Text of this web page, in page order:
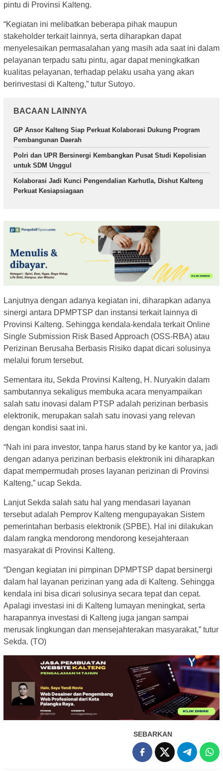
pintu di Provinsi Kalteng.
“Kegiatan ini melibatkan beberapa pihak maupun
stakeholder terkait lainnya, serta diharapkan dapat
menyelesaikan permasalahan yang masih ada saat ini dalam
pelayanan terpadu satu pintu, agar dapat meningkatkan
kualitas pelayanan, terhadap pelaku usaha yang akan
berinvestasi di Kalteng,” tutur Sutoyo.
BACAAN LAINNYA
GP Ansor Kalteng Siap Perkuat Kolaborasi Dukung Program
Pembangunan Daerah
Polri dan UPR Bersinergi Kembangkan Pusat Studi Kepolisian
untuk SDM Unggul
Kolaborasi Jadi Kunci Pengendalian Karhutla, Dishut Kalteng
Perkuat Kesiapsiagaan
Lanjutnya dengan adanya kegiatan ini, diharapkan adanya
sinergi antara DPMPTSP dan instansi terkait lainnya di
Provinsi Kalteng. Sehingga kendala-kendala terkait Online
Single Submission Risk Based Approach (OSS-RBA) atau
Perizinan Berusaha Berbasis Risiko dapat dicari solusinya
melalui forum tersebut.
Sementara itu, Sekda Provinsi Kalteng, H. Nuryakin dalam
sambutannya sekaligus membuka acara menyampaikan
salah satu inovasi dalam PTSP adalah perizinan berbasis
elektronik, merupakan salah satu inovasi yang relevan
dengan kondisi saat ini.
“Nah ini para investor, tanpa harus stand by ke kantor ya, jadi
dengan adanya perizinan berbasis elektronik ini diharapkan
dapat mempermudah proses layanan perizinan di Provinsi
Kalteng,” ucap Sekda.
Lanjut Sekda salah satu hal yang mendasari layanan
tersebut adalah Pemprov Kalteng mengupayakan Sistem
pemerintahan berbasis elektronik (SPBE). Hal ini dilakukan
dalam rangka mendorong mendorong kesejahteraan
masyarakat di Provinsi Kalteng.
“Dengan kegiatan ini pimpinan DPMPTSP dapat bersinergi
dalam hal layanan perizinan yang ada di Kalteng. Sehingga
kendala ini bisa dicari solusinya secara tepat dan cepat.
Apalagi investasi ini di Kalteng lumayan meningkat, serta
harapannya investasi di Kalteng juga jangan sampai
merusak lingkungan dan mensejahterakan masyarakat,” tutur
Sekda. (TO)
SEBARKAN